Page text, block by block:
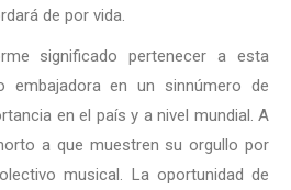
de por vida.
significado pertenecer a esta
embajadora en un sinnúmero de
en el país y a nivel mundial. A
a que muestren su orgullo por
musical. La oportunidad de